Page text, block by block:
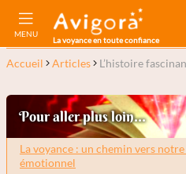
MENU
La voyance en toute confiance
Accueil Articles L’histoire
Pour aller plus loin...
La voyance : un chemin vers
émotionnel